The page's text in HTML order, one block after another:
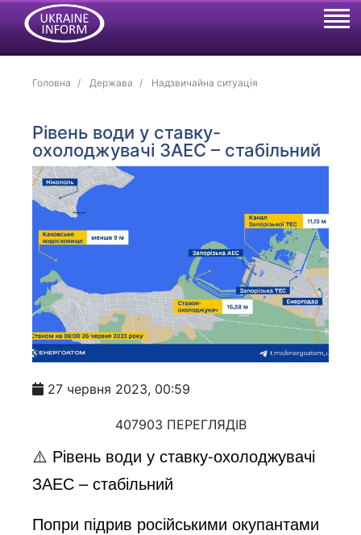
Головна Держава Надзвичайна ситуація
Рівень води у ставку-
охолоджувачі ЗАЕС – стабільний
27 червня 2023, 00:59
407903 ПЕРЕГЛЯДІВ
⚠️ Рівень води у ставку-охолоджувачі
ЗАЕС – стабільний
Попри підрив російськими окупантами